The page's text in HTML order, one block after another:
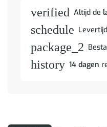
verified Altijd de
schedule
package_2
history 14 dagen